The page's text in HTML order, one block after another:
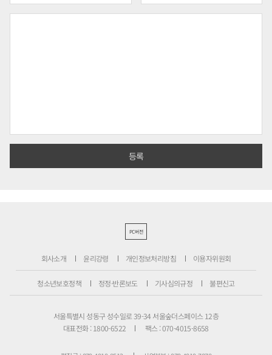
PC버전
회사소개 윤리강령 개인정보처리방침 이용자위원회
청소년보호정책 정정·반론보도 기사심의규정 불편신고
서울특별시 성동구 성수일로 39-34 서울숲더스페이스 12층
대표전화 : 1800-6522
팩스 : 070-4015-8658